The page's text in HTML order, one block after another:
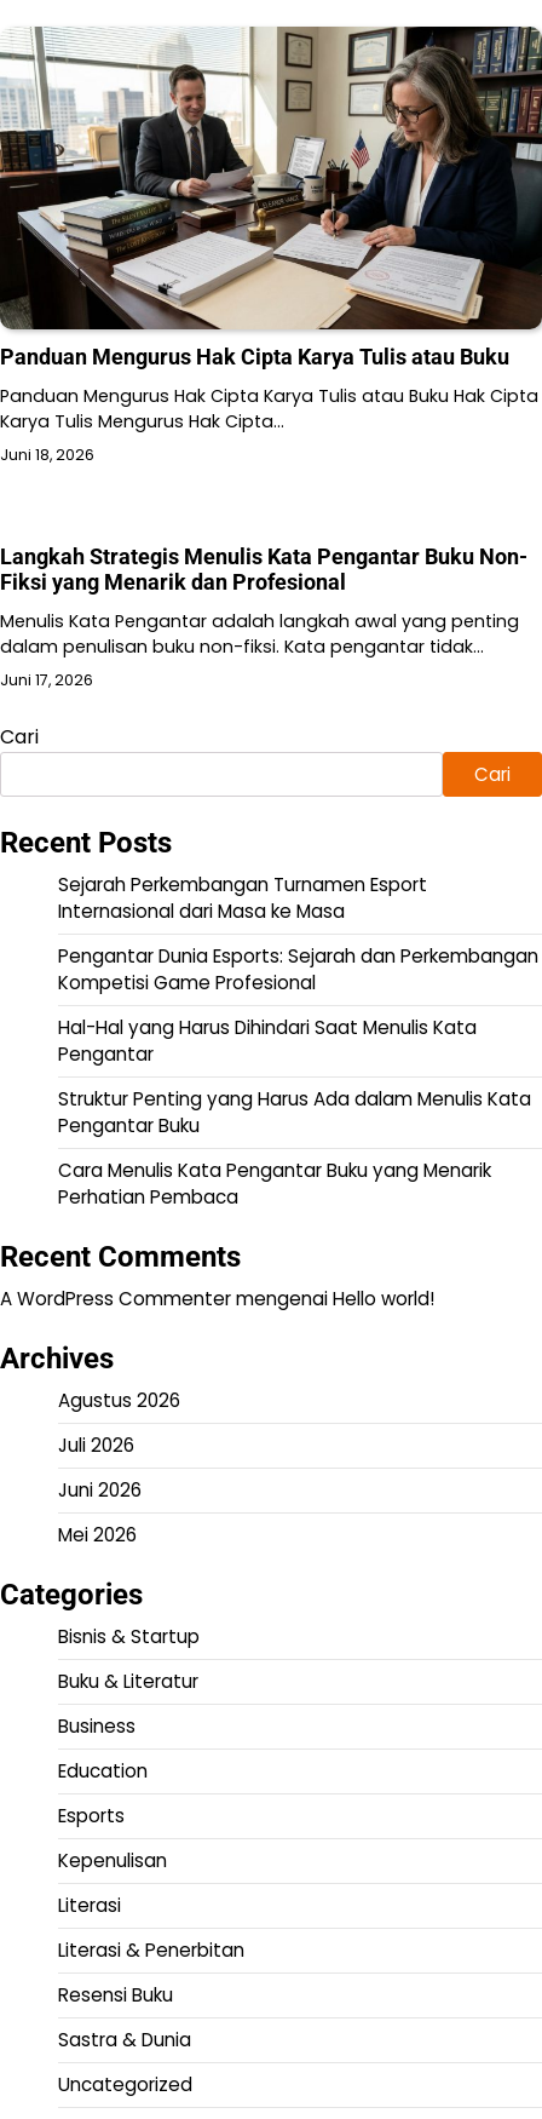
Panduan Mengurus Hak Cipta Karya Tulis atau Buku
Panduan Mengurus Hak Cipta Karya Tulis atau Buku Hak Cipta
Karya Tulis Mengurus Hak Cipta…
Juni 18, 2026
Langkah Strategis Menulis Kata Pengantar Buku Non-
Fiksi yang Menarik dan Profesional
Menulis Kata Pengantar adalah langkah awal yang penting
dalam penulisan buku non-fiksi. Kata pengantar tidak…
Juni 17, 2026
Cari
Cari
Recent Posts
Sejarah Perkembangan Turnamen Esport
Internasional dari Masa ke Masa
Pengantar Dunia Esports: Sejarah dan Perkembangan
Kompetisi Game Profesional
Hal-Hal yang Harus Dihindari Saat Menulis Kata
Pengantar
Struktur Penting yang Harus Ada dalam Menulis Kata
Pengantar Buku
Cara Menulis Kata Pengantar Buku yang Menarik
Perhatian Pembaca
Recent Comments
A WordPress CommentermengenaiHello world!
Archives
Agustus 2026
Juli 2026
Juni 2026
Mei 2026
Categories
Bisnis & Startup
Buku & Literatur
Business
Education
Esports
Kepenulisan
Literasi
Literasi & Penerbitan
Resensi Buku
Sastra & Dunia
Uncategorized